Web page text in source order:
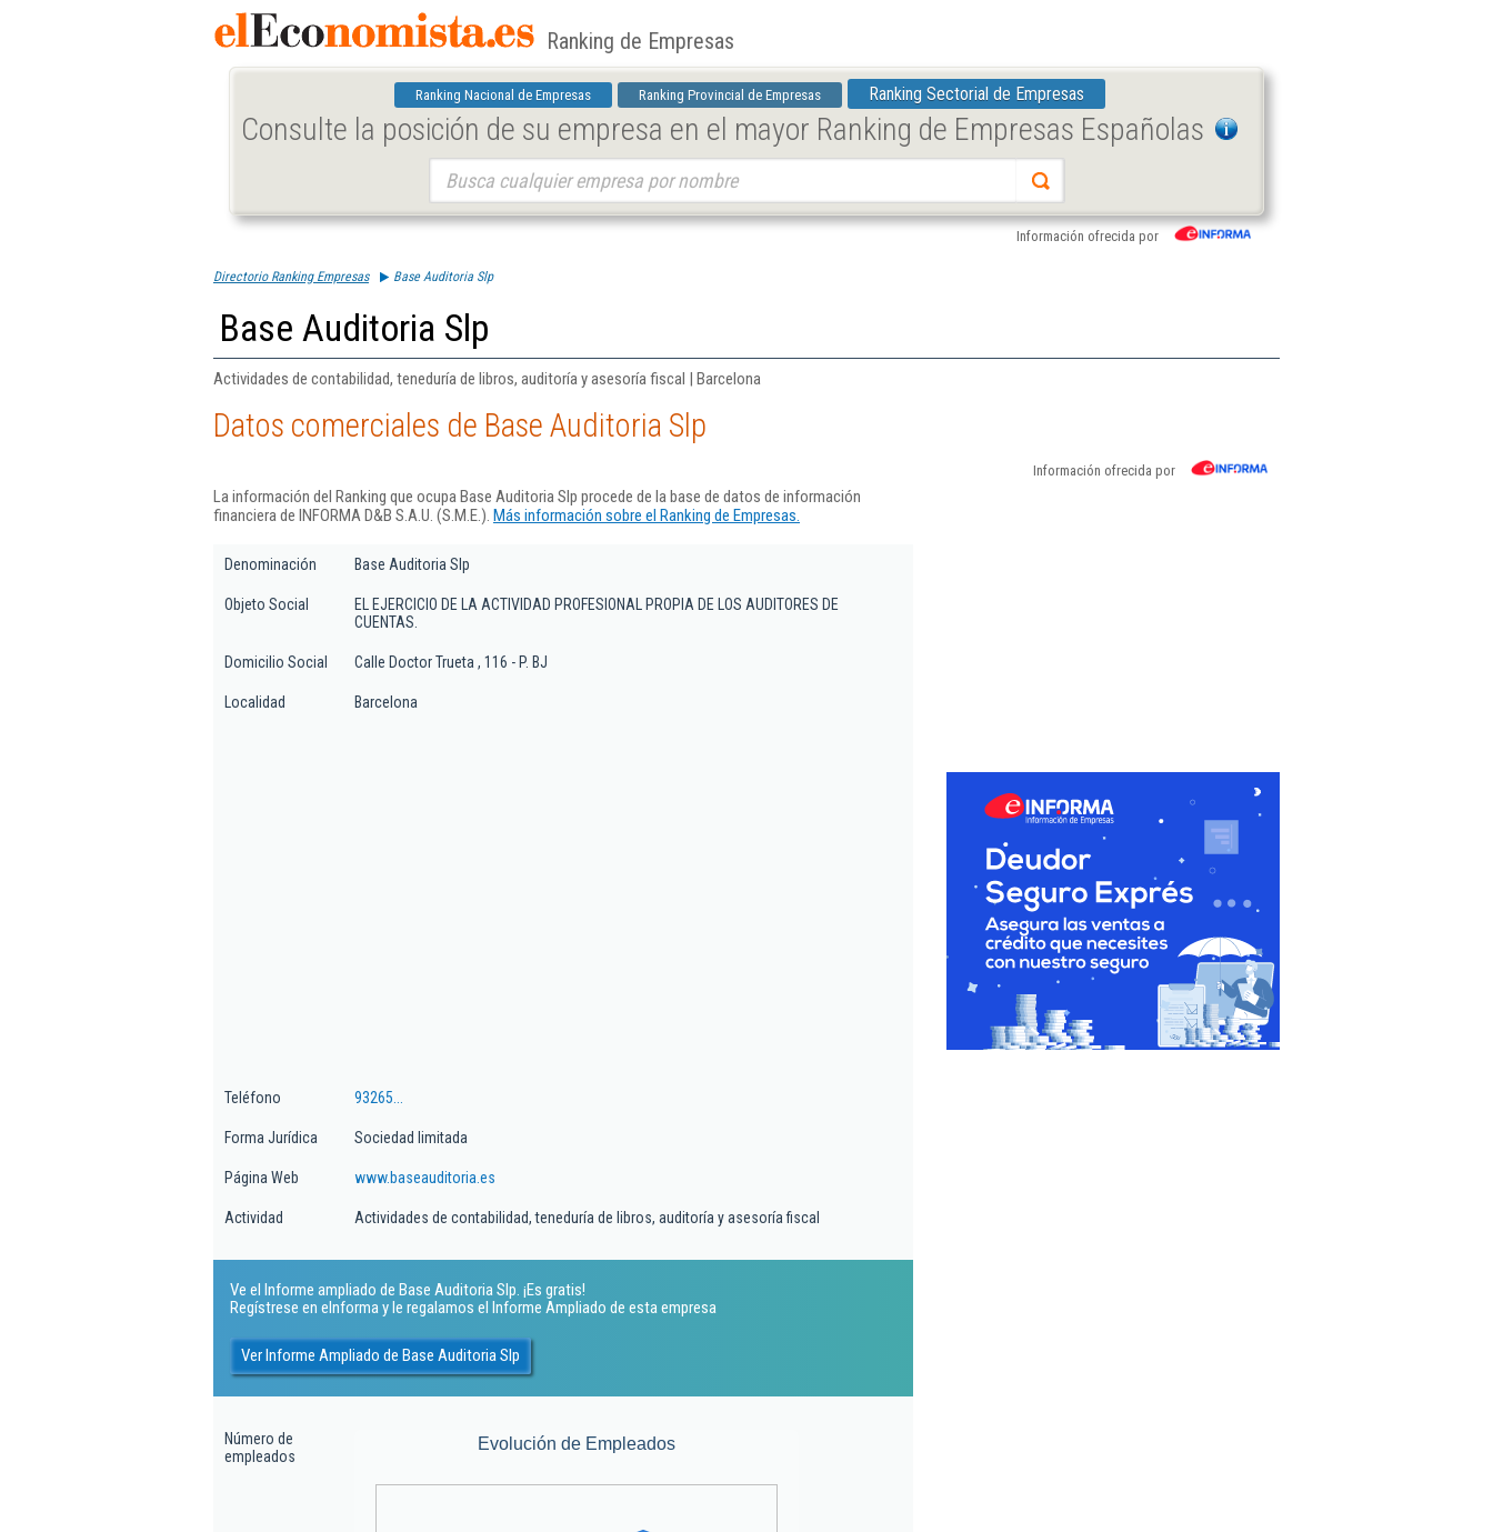
Ranking de Empresas
Ranking Nacional de Empresas Ranking Provincial de Empresas Ranking Sectorial de Empresas
Consulte la posición de su empresa en el mayor Ranking de Empresas Españolas
Información ofrecida por
Directorio Ranking Empresas Base Auditoria Slp
Base Auditoria Slp
Actividades de contabilidad, teneduría de libros, auditoría y asesoría fiscal | Barcelona
Datos comerciales de Base Auditoria Slp
Información ofrecida por
La información del Ranking que ocupa Base Auditoria Slp procede de la base de datos de información
financiera de INFORMA D&B S.A.U. (S.M.E.). Más información sobre el Ranking de Empresas.
Denominación Base Auditoria Slp
Objeto Social
EL EJERCICIO DE LA ACTIVIDAD PROFESIONAL PROPIA DE LOS AUDITORES DE
CUENTAS.
Domicilio Social Calle Doctor Trueta , 116 - P. BJ
Localidad Barcelona
Teléfono 93265...
Forma Jurídica Sociedad limitada
Página Web www.baseauditoria.es
Actividad Actividades de contabilidad, teneduría de libros, auditoría y asesoría fiscal
Ve el Informe ampliado de Base Auditoria Slp. ¡Es gratis!
Regístrese en eInforma y le regalamos el Informe Ampliado de esta empresa
Ver Informe Ampliado de Base Auditoria Slp
Número de
empleados
Evolución de Empleados